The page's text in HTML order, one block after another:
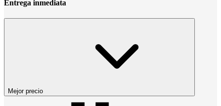
Entrega inmediata
Mejor precio